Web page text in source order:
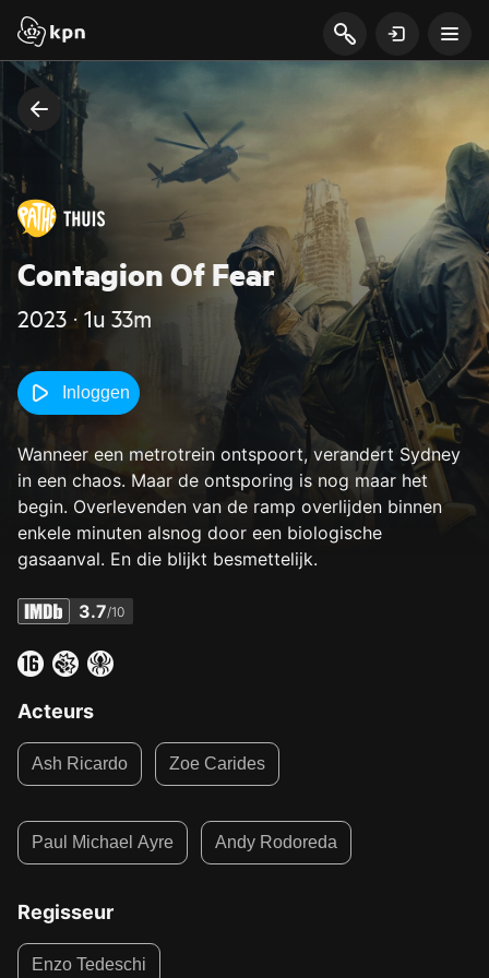
Contagion Of Fear
2023 ‧ 1u 33m
Inloggen
Wanneer een metrotrein ontspoort, verandert Sydney
in een chaos. Maar de ontsporing is nog maar het
begin. Overlevenden van de ramp overlijden binnen
enkele minuten alsnog door een biologische
gasaanval. En die blijkt besmettelijk.
3.7/10
Acteurs
Ash Ricardo Zoe Carides
Paul Michael Ayre Andy Rodoreda
Regisseur
Enzo Tedeschi